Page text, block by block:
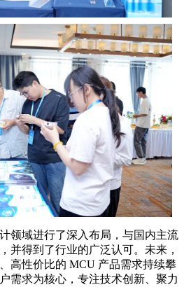
领域进行了深入布局，与国内主流
并得到了行业的广泛认可。未来，
高性价比的 MCU 产品需求持续攀
需求为核心，专注技术创新、聚力